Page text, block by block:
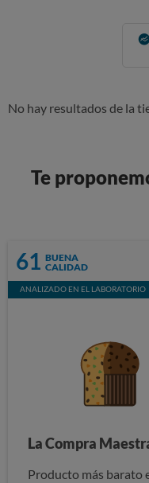
No hay resultados de la
Te
61 BUENA
CALIDAD
ANALIZADO EN EL LABORATORIO
La Compra
Producto más barato